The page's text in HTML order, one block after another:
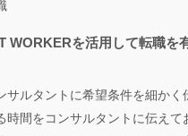
WORKERを活用して転職を
サルタントに希望条件を細かく
時間をコンサルタントに伝えて